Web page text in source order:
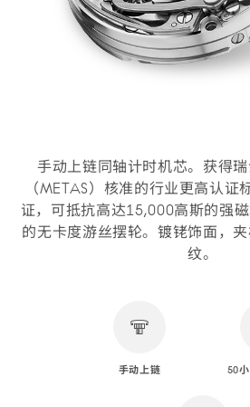
手动上链同轴计时机芯。获得
（METAS）核准的行业更高认
证，可抵抗高达15,000高斯的强
的无卡度游丝摆轮。镀铑饰面，
纹。
手动上链 50